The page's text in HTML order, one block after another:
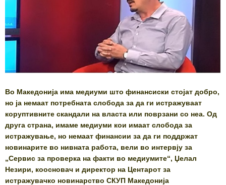
Во Македонија има медиуми што финансиски стојат добро,
но ја немаат потребната слобода за да ги истражуваат
коруптивните скандали на власта или поврзани со неа. Од
друга страна, имаме медиуми кои имаат слобода за
истражување, но немаат финансии за да ги поддржат
новинарите во нивната работа, вели во интервју за
„Сервис за проверка на факти во медиумите“, Џелал
Незири, коосновач и директор на Центарот за
истражувачко новинарство СКУП Македонија